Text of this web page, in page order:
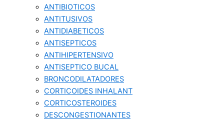
ANTIBIOTICOS
ANTITUSIVOS
ANTIDIABETICOS
ANTISEPTICOS
ANTIHIPERTENSIVO
ANTISEPTICO BUCAL
BRONCODILATADORES
CORTICOIDES INHALANT
CORTICOSTEROIDES
DESCONGESTIONANTES